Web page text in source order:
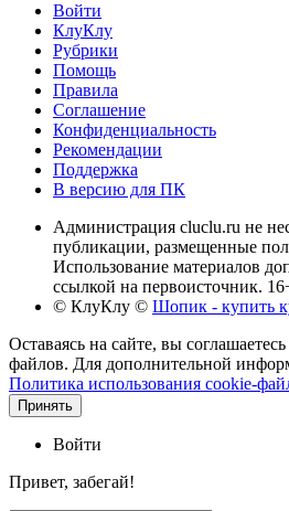
Войти
КлуКлу
Рубрики
Помощь
Правила
Соглашение
Конфиденциальность
Рекомендации
Поддержка
В версию для ПК
Администрация cluclu.ru не
публикации, размещенные
Использование материалов
ссылкой на первоисточник.
© КлуКлу © Шопик - купить
Оставаясь на сайте, вы
файлов. Для дополнительной
Политика использования cookie-
Принять
Войти
Привет, забегай!